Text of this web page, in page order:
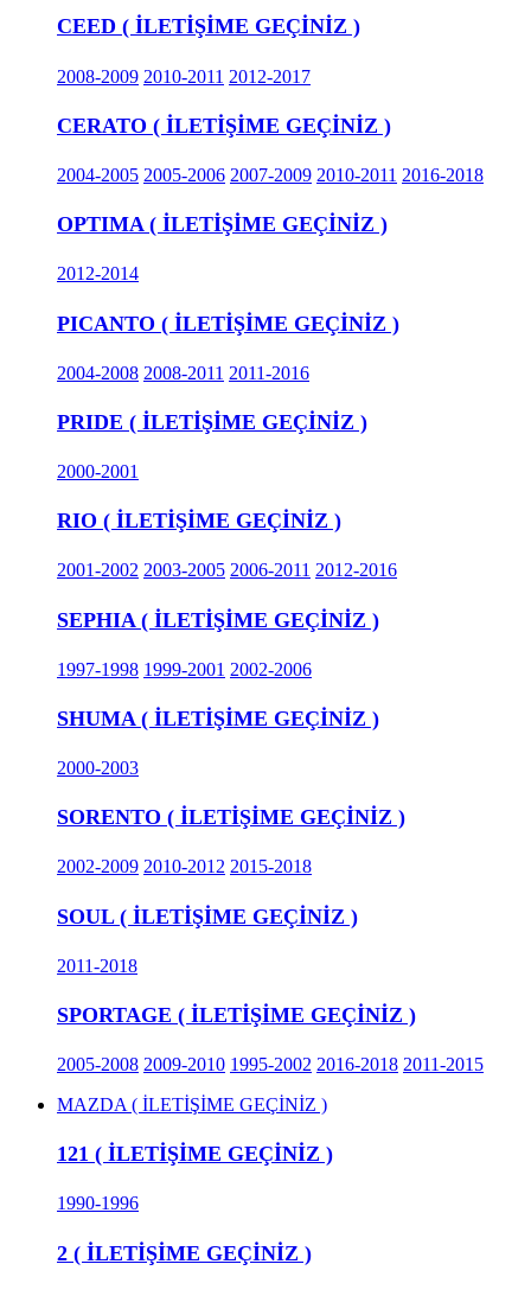
CEED ( İLETİŞİME GEÇİNİZ )
2008-2009 2010-2011 2012-2017
CERATO ( İLETİŞİME GEÇİNİZ )
2004-2005 2005-2006 2007-2009 2010-2011 2016-2018
OPTIMA ( İLETİŞİME GEÇİNİZ )
2012-2014
PICANTO ( İLETİŞİME GEÇİNİZ )
2004-2008 2008-2011 2011-2016
PRIDE ( İLETİŞİME GEÇİNİZ )
2000-2001
RIO ( İLETİŞİME GEÇİNİZ )
2001-2002 2003-2005 2006-2011 2012-2016
SEPHIA ( İLETİŞİME GEÇİNİZ )
1997-1998 1999-2001 2002-2006
SHUMA ( İLETİŞİME GEÇİNİZ )
2000-2003
SORENTO ( İLETİŞİME GEÇİNİZ )
2002-2009 2010-2012 2015-2018
SOUL ( İLETİŞİME GEÇİNİZ )
2011-2018
SPORTAGE ( İLETİŞİME GEÇİNİZ )
2005-2008 2009-2010 1995-2002 2016-2018 2011-2015
MAZDA ( İLETİŞİME GEÇİNİZ )
121 ( İLETİŞİME GEÇİNİZ )
1990-1996
2 ( İLETİŞİME GEÇİNİZ )